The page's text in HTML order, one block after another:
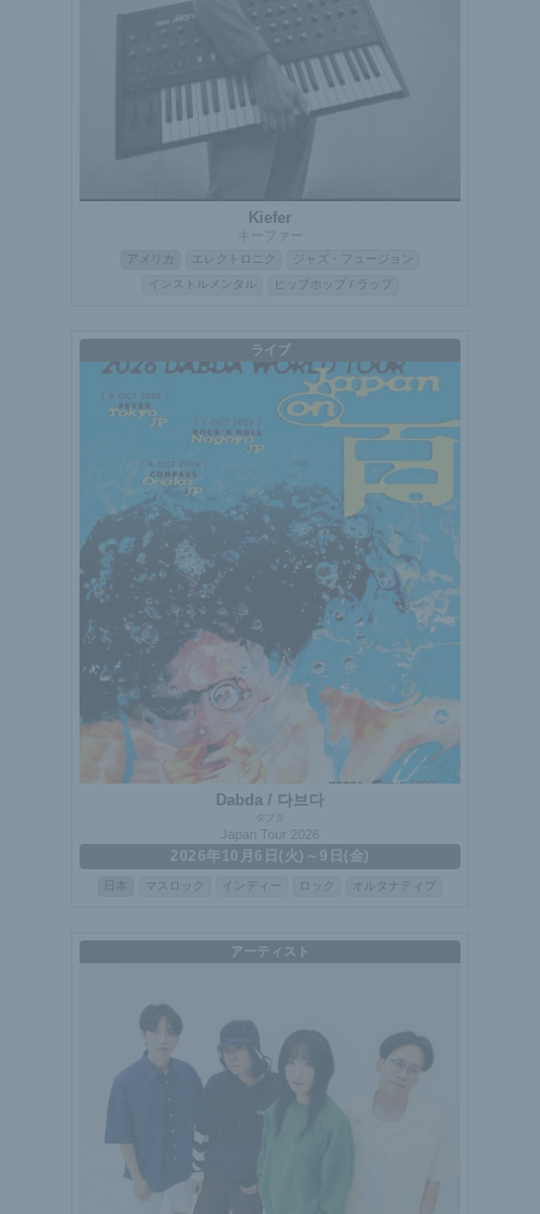
Kiefer
キーファー
アメリカ エレクトロニク
ジャズ・フュージョン
インストルメンタル
ヒップホップ / ラップ
ライブ
Dabda / 다브다
ダブダ
Japan Tour 2026
2026年10月6日(火)～9日(金)
マスロック インディー ロック オルタナティブ
アーティスト